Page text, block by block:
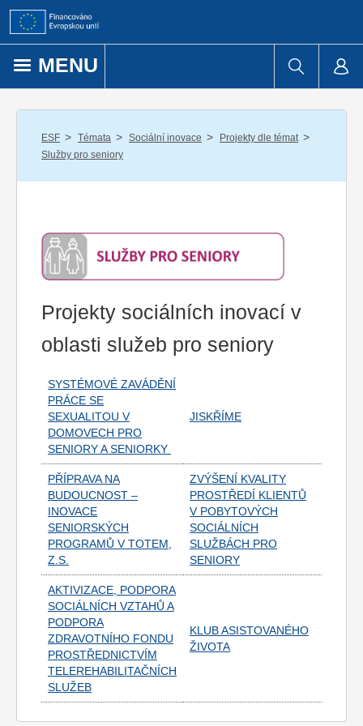
Přejít k obsahu
MENU
ESF / Témata / Sociální inovace / Projekty dle témat /
Služby pro seniory
Projekty sociálních inovací v
oblasti služeb pro seniory
SYSTÉMOVÉ ZAVÁDĚNÍ
PRÁCE SE
SEXUALITOU V
DOMOVECH PRO
SENIORY A SENIORKY
JISKŘÍME
PŘÍPRAVA NA
BUDOUCNOST –
INOVACE
SENIORSKÝCH
PROGRAMŮ V TOTEM,
Z.S.
ZVÝŠENÍ KVALITY
PROSTŘEDÍ KLIENTŮ
V POBYTOVÝCH
SOCIÁLNÍCH
SLUŽBÁCH PRO
SENIORY
AKTIVIZACE, PODPORA
SOCIÁLNÍCH VZTAHŮ A
PODPORA
ZDRAVOTNÍHO FONDU
PROSTŘEDNICTVÍM
TELEREHABILITAČNÍCH
SLUŽEB
KLUB ASISTOVANÉHO
ŽIVOTA